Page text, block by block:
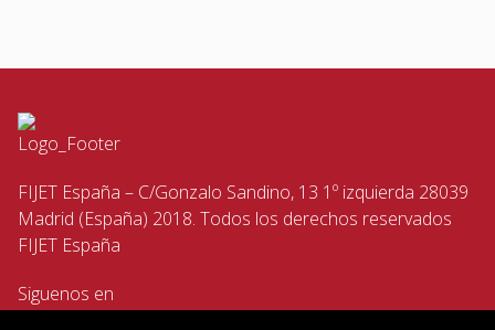
FIJET España – C/Gonzalo Sandino, 13 1º izquierda 28039
Madrid (España) 2018. Todos los derechos reservados
FIJET España
Siguenos en